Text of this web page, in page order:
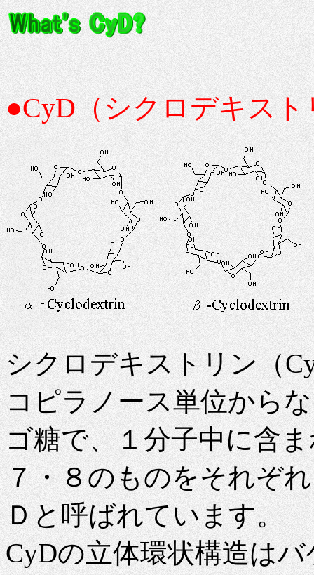
●CyD（シクロデキス
シクロデキストリン（
コピラノース単位から
ゴ糖で、１分子中に含
７・８のものをそれぞれ
Ｄと呼ばれています。
CyDの立体環状構造は